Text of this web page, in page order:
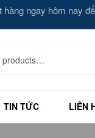
hàng ngay hôm nay
TIN TỨC LIÊN